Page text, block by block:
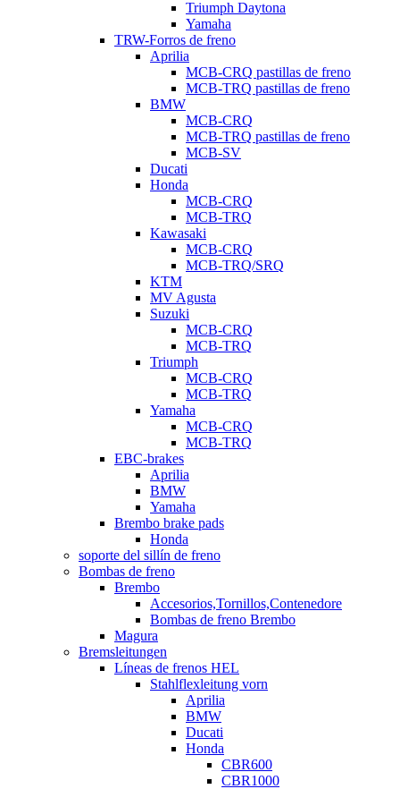
Triumph Daytona
Yamaha
TRW-Forros de freno
Aprilia
MCB-CRQ pastillas de freno
MCB-TRQ pastillas de freno
BMW
MCB-CRQ
MCB-TRQ pastillas de freno
MCB-SV
Ducati
Honda
MCB-CRQ
MCB-TRQ
Kawasaki
MCB-CRQ
MCB-TRQ/SRQ
KTM
MV Agusta
Suzuki
MCB-CRQ
MCB-TRQ
Triumph
MCB-CRQ
MCB-TRQ
Yamaha
MCB-CRQ
MCB-TRQ
EBC-brakes
Aprilia
BMW
Yamaha
Brembo brake pads
Honda
soporte del sillín de freno
Bombas de freno
Brembo
Accesorios,Tornillos,Contenedore
Bombas de freno Brembo
Magura
Bremsleitungen
Líneas de frenos HEL
Stahlflexleitung vorn
Aprilia
BMW
Ducati
Honda
CBR600
CBR1000